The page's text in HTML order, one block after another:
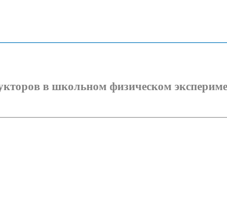
в школьном физическом